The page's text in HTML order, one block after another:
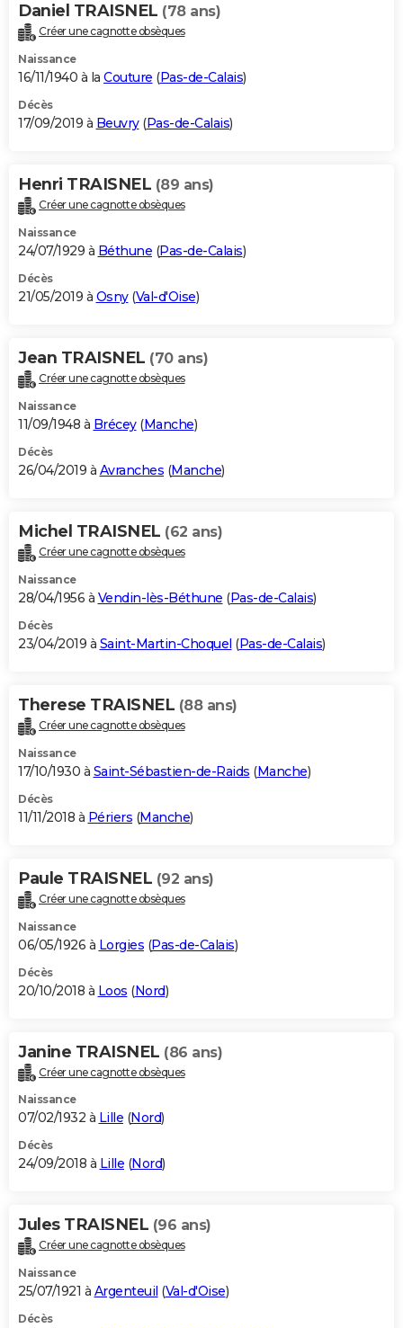
Daniel TRAISNEL (78 ans)
Créer une cagnotte obsèques
Naissance
16/11/1940 à la Couture (Pas-de-Calais)
Décès
17/09/2019 à Beuvry(Pas-de-Calais)
Henri TRAISNEL (89 ans)
Créer une cagnotte obsèques
Naissance
24/07/1929 à Béthune (Pas-de-Calais)
Décès
21/05/2019 à Osny(Val-d'Oise)
Jean TRAISNEL (70 ans)
Créer une cagnotte obsèques
Naissance
11/09/1948 à Brécey(Manche)
Décès
26/04/2019 à Avranches (Manche)
Michel TRAISNEL (62 ans)
Créer une cagnotte obsèques
Naissance
28/04/1956 à Vendin-lès-Béthune (Pas-de-Calais)
Décès
23/04/2019 à Saint-Martin-Choquel (Pas-de-Calais)
Therese TRAISNEL (88 ans)
Créer une cagnotte obsèques
Naissance
17/10/1930 à Saint-Sébastien-de-Raids (Manche)
Décès
11/11/2018 à Périers (Manche)
Paule TRAISNEL (92 ans)
Créer une cagnotte obsèques
Naissance
06/05/1926 à Lorgies (Pas-de-Calais)
Décès
20/10/2018 à Loos (Nord)
Janine TRAISNEL (86 ans)
Créer une cagnotte obsèques
Naissance
07/02/1932 à Lille (Nord)
Décès
24/09/2018 à Lille (Nord)
Jules TRAISNEL (96 ans)
Créer une cagnotte obsèques
Naissance
25/07/1921 à Argenteuil (Val-d'Oise)
Décès